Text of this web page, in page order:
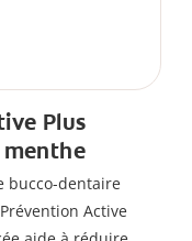
Plus
bucco-dentaire
Active